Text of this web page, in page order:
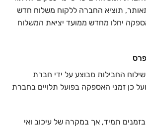
תוציא החברה ללקוח משלוח חדש
יחלו מחדש ממועד יציאת המשלוח
שילוח החבילות מבוצע על ידי חברת
ועל כן זמני האספקה בפועל תלויים בחברת
תמיד, אך במקרה של עיכוב ואי